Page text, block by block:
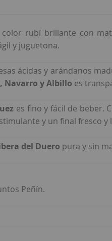
rubí brillante con
y juguetona.
ácidas y arándanos
Navarro y Albillo es
es fino y fácil de beber.
y un final fresco
del Duero pura y sin
Peñín.